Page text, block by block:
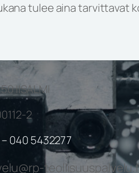
tulee aina tarvittavat
IISALMI
2
040 5432277